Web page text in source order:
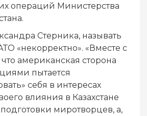
операций Министерства
Стерника, называть
«некорректно». «Вместе с
американская сторона
пытается
себя в интересах
влияния в Казахстане
миротворцев, а,